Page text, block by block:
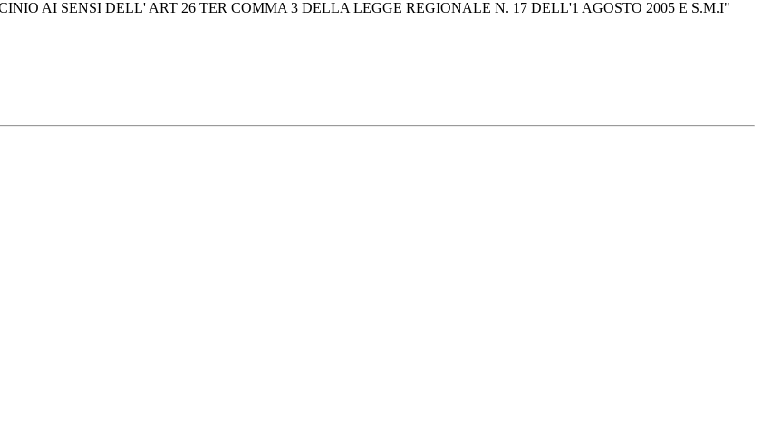
AI SENSI DELL' ART 26 TER COMMA 3 DELLA LEGGE REGIONALE N. 17 DELL'1 AGOSTO 2005 E S.M.I"